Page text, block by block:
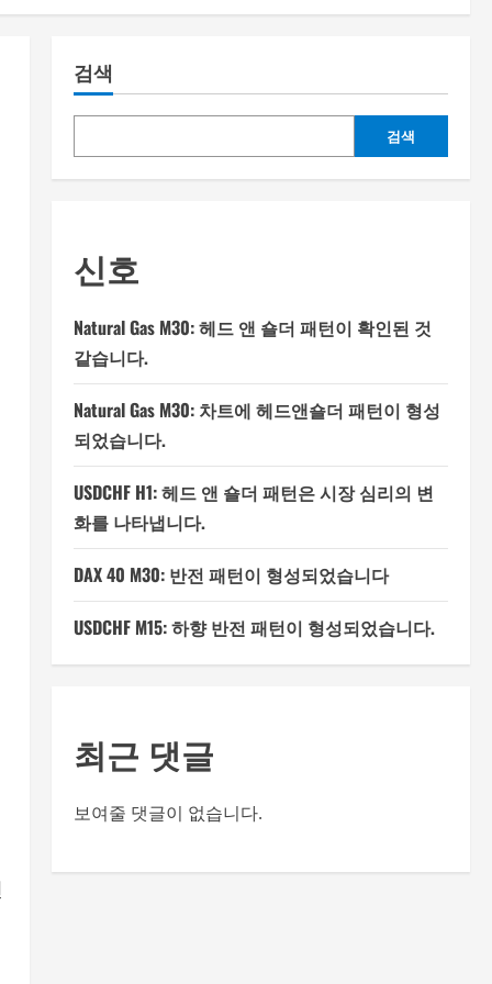
검색
검색
신호
Natural Gas M30: 헤드 앤 숄더 패턴이 확인된 것
같습니다.
Natural Gas M30: 차트에 헤드앤숄더 패턴이 형성
되었습니다.
USDCHF H1: 헤드 앤 숄더 패턴은 시장 심리의 변
화를 나타냅니다.
DAX 40 M30: 반전 패턴이 형성되었습니다
USDCHF M15: 하향 반전 패턴이 형성되었습니다.
최근 댓글
보여줄 댓글이 없습니다.